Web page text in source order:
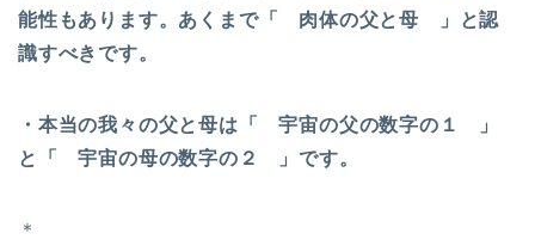
能性もあります。あくまで「 肉体の父と母 」と認
識すべきです。
・本当の我々の父と母は「 宇宙の父の数字の１ 」
と「 宇宙の母の数字の２ 」です。
＊